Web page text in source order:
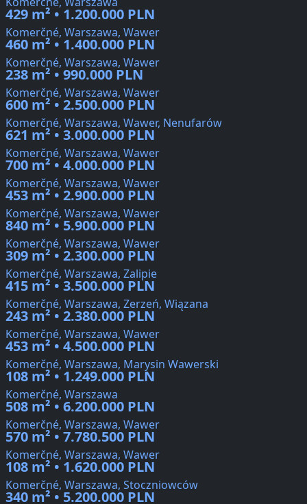
429 m² • 1.200.000 PLN
Komerčné, Warszawa, Wawer
460 m² • 1.400.000 PLN
Komerčné, Warszawa, Wawer
238 m² • 990.000 PLN
Komerčné, Warszawa, Wawer
600 m² • 2.500.000 PLN
Komerčné, Warszawa, Wawer, Nenufarów
621 m² • 3.000.000 PLN
Komerčné, Warszawa, Wawer
700 m² • 4.000.000 PLN
Komerčné, Warszawa, Wawer
453 m² • 2.900.000 PLN
Komerčné, Warszawa, Wawer
840 m² • 5.900.000 PLN
Komerčné, Warszawa, Wawer
309 m² • 2.300.000 PLN
Komerčné, Warszawa, Zalipie
415 m² • 3.500.000 PLN
Komerčné, Warszawa, Zerzeń, Wiązana
243 m² • 2.380.000 PLN
Komerčné, Warszawa, Wawer
453 m² • 4.500.000 PLN
Komerčné, Warszawa, Marysin Wawerski
108 m² • 1.249.000 PLN
Komerčné, Warszawa
508 m² • 6.200.000 PLN
Komerčné, Warszawa, Wawer
570 m² • 7.780.500 PLN
Komerčné, Warszawa, Wawer
108 m² • 1.620.000 PLN
Komerčné, Warszawa, Stoczniowców
340 m² • 5.200.000 PLN